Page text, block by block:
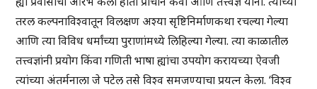
तरल कल्पनाविश्वातून विलक्षण अश्या सृष्टिनिर्माणकथा रचल्या गेल्या
आणि त्या विविध धर्मांच्या पुराणांमध्ये लिहिल्या गेल्या. त्या काळातील
तत्त्वज्ञांनी प्रयोग किंवा गणिती भाषा ह्यांचा उपयोग करायच्या ऐवजी
त्यांच्या अंतर्मनाला जे पटेल तसे विश्व समजण्याचा प्रयत्न केला. ‘विश्व